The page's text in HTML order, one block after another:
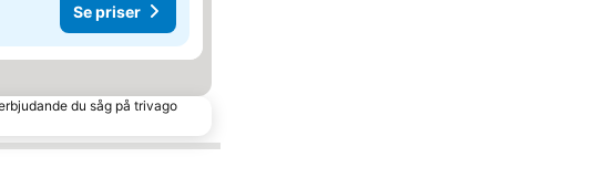
Se priser
du såg på trivago